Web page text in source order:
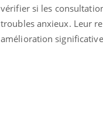
vérifier si les
troubles anxieux. Leur
amélioration